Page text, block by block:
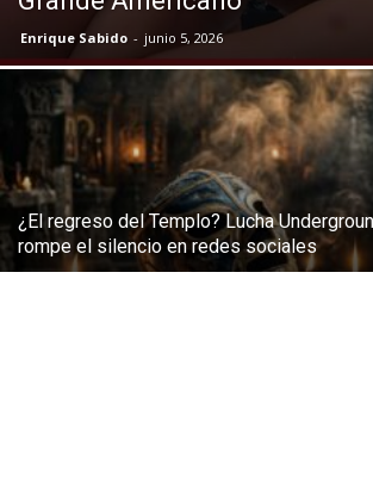
Enrique Sabido - junio 5, 2026
¿El regreso del Templo? Lucha
rompe el silencio en redes sociales